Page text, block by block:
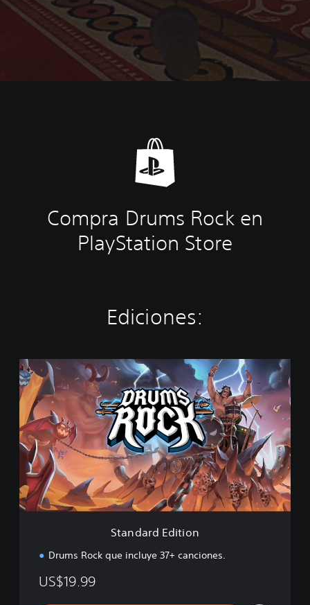
Compra Drums Rock en
PlayStation Store
Ediciones:
S
t
a
n
a
r
d
i
t
Standard Edition
Drums Rock que incluye 37+ canciones.
US$19.99